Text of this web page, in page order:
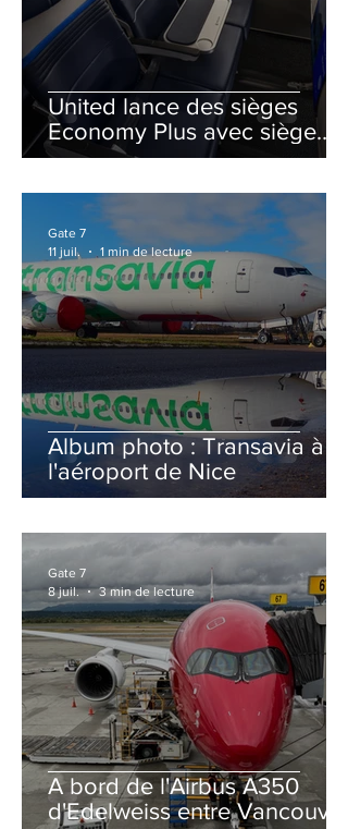
United lance des sièges
Economy Plus avec siège
central neutralisé
Album photo : Transavia à
l'aéroport de Nice
Gate 7
11 juil.
1 min de lecture
A bord de l'Airbus A350
d'Edelweiss entre Vancouver
Gate 7
8 juil.
3 min de lecture